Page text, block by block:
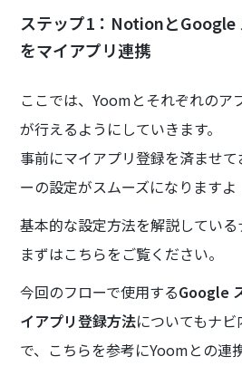
ステップ1：NotionとGoogle
をマイアプリ連携
ここでは、Yoomとそれぞれのア
が行えるようにしていきます。
事前にマイアプリ登録を済ませ
ーの設定がスムーズになりますよ
基本的な設定方法を解説している
まずはこちらをご覧ください。
今回のフローで使用するGoogle
イアプリ登録方法についてもナ
で、こちらを参考にYoomとの連